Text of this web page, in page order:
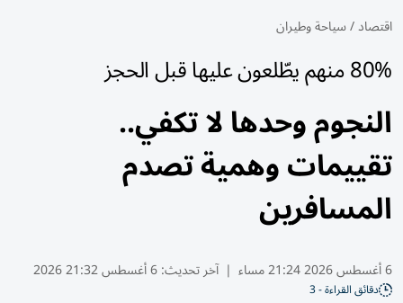
اقتصاد/سياحة وطيران
80% منهم يطّلعون عليها قبل الحجز
النجوم وحدها لا تكفي..
تقييمات وهمية تصدم
المسافرين
6 أغسطس 2026 21:24 مساء | آخر تحديث:6 أغسطس 21:32 2026
دقائق القراءة - 3